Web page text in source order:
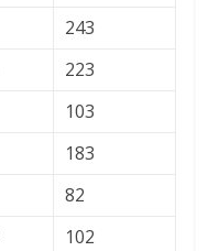
243
223
103
183
82
102